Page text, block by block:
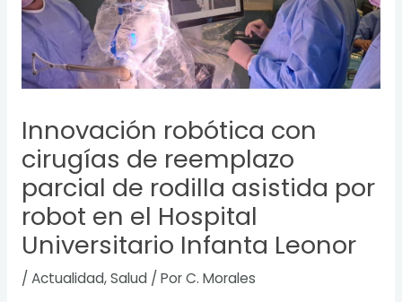
Innovación robótica con
cirugías de reemplazo
parcial de rodilla asistida por
robot en el Hospital
Universitario Infanta Leonor
/ Actualidad,Salud / PorC. Morales